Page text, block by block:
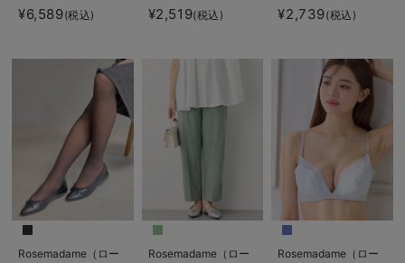
ト マタニティ・産後
【産後も長く着れる】
ズマダム）
¥6,589(税込)
工バイカラー授乳ブラ
¥2,519(税込)
工バイカラー授乳キャ
ミソール
¥2,739(税込)
Rosemadame（ロー
Rosemadame（ロー
Rosemadame（ロー